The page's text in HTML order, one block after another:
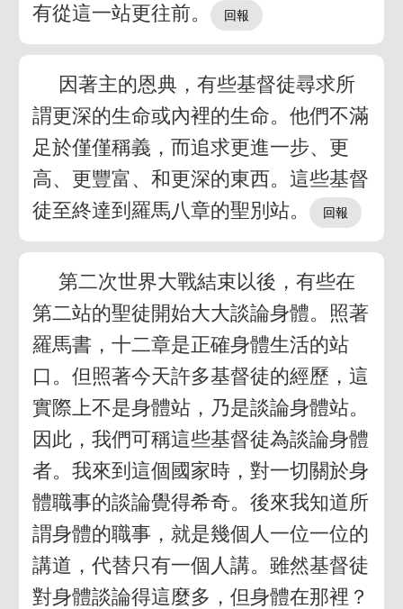
有從這一站更往前。
因著主的恩典，有些基督徒尋求所
謂更深的生命或內裡的生命。他們不滿
足於僅僅稱義，而追求更進一步、更
高、更豐富、和更深的東西。這些基督
徒至終達到羅馬八章的聖別站。
第二次世界大戰結束以後，有些在
第二站的聖徒開始大大談論身體。照著
羅馬書，十二章是正確身體生活的站
口。但照著今天許多基督徒的經歷，這
實際上不是身體站，乃是談論身體站。
因此，我們可稱這些基督徒為談論身體
者。我來到這個國家時，對一切關於身
體職事的談論覺得希奇。後來我知道所
謂身體的職事，就是幾個人一位一位的
講道，代替只有一個人講。雖然基督徒
對身體談論得這麼多，但身體在那裡？